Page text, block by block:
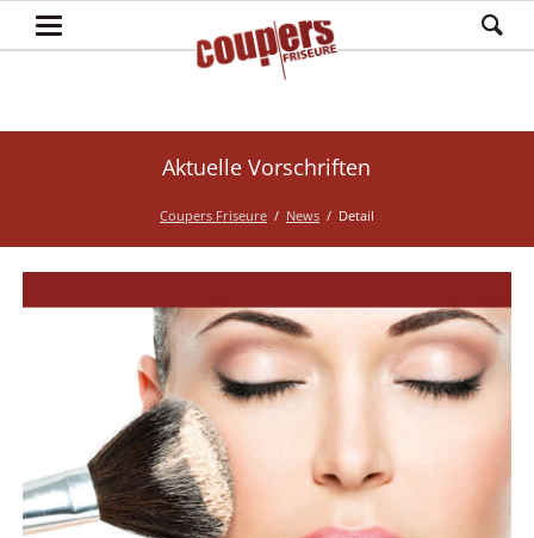
Aktuelle Vorschriften
Coupers Friseure News Detail